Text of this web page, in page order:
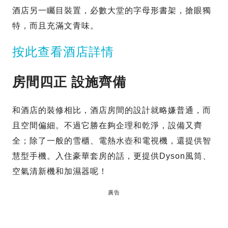
酒店另一矚目裝置，必數大堂的字母形書架，搶眼獨
特，而且充滿文青味。
按此查看酒店詳情
房間四正 設施齊備
和酒店的裝修相比，酒店房間的設計就略嫌普通，而
且空間偏細。不過它勝在夠企理和乾淨，設備又齊
全；除了一般的雪櫃、電熱水壺和電視機，還提供智
慧型手機。入住豪華套房的話，更提供Dyson風筒、
空氣清新機和加濕器呢！
廣告